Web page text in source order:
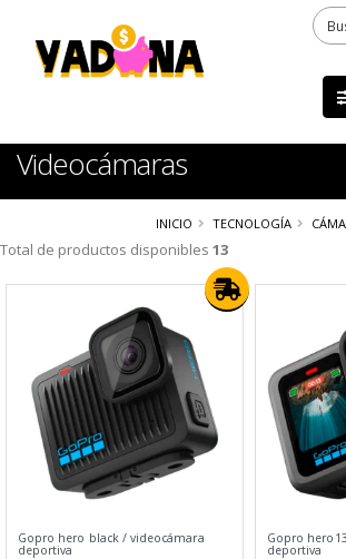
Videocámaras
INICIO TECNOLOGÍA
Total de productos disponibles 13
Gopro hero black / videocámara
deportiva
Gopro
deportiva